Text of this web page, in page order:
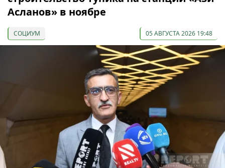
Асланов» в ноябре
СОЦИУМ 05 АВГУСТА 2026 19:48